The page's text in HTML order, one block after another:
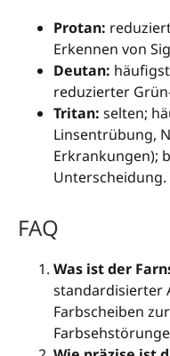
Protan:
Erkennen von
Deutan:
reduzierter
Tritan: selten;
Linsentrübung,
Erkrankungen);
Unterscheidung.
FAQ
Was ist der
standardisierter
Farbscheiben